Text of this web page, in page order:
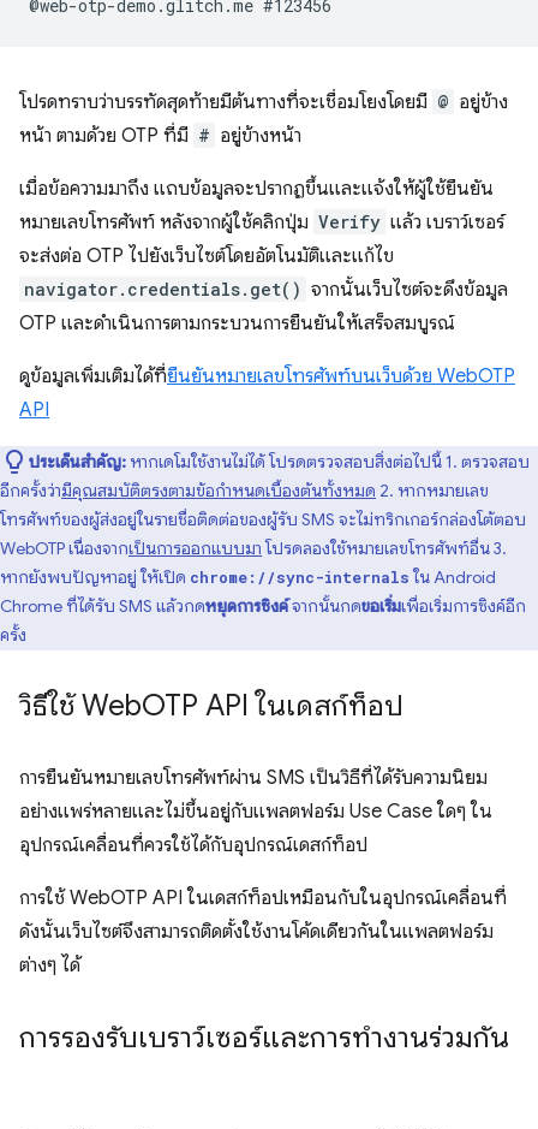
โปรดทราบว่าบรรทัดสุดท้ายมีต้นทางที่จะเชื่อมโยงโดยมี @ อยู่ข้าง
หน้า ตามด้วย OTP ที่มี # อยู่ข้างหน้า
เมื่อข้อความมาถึง แถบข้อมูลจะปรากฏขึ้นและแจ้งให้ผู้ใช้ยืนยัน
หมายเลขโทรศัพท์ หลังจากผู้ใช้คลิกปุ่ม Verify แล้ว เบราว์เซอร์
จะส่งต่อ OTP ไปยังเว็บไซต์โดยอัตโนมัติและแก้ไข
navigator.credentials.get() จากนั้นเว็บไซต์จะดึงข้อมูล
OTP และดำเนินการตามกระบวนการยืนยันให้เสร็จสมบูรณ์
ดูข้อมูลเพิ่มเติมได้ที่ยืนยันหมายเลขโทรศัพท์บนเว็บด้วย WebOTP
API
ประเด็นสำคัญ: หากเดโมใช้งานไม่ได้ โปรดตรวจสอบสิ่งต่อไปนี้ 1. ตรวจสอบ
อีกครั้งว่ามีคุณสมบัติตรงตามข้อกําหนดเบื้องต้นทั้งหมด 2. หากหมายเลข
โทรศัพท์ของผู้ส่งอยู่ในรายชื่อติดต่อของผู้รับ SMS จะไม่ทริกเกอร์กล่องโต้ตอบ
WebOTP เนื่องจากเป็นการออกแบบมาโปรดลองใช้หมายเลขโทรศัพท์อื่น 3.
หากยังพบปัญหาอยู่ ให้เปิด chrome://sync-internals ใน Android
Chrome ที่ได้รับ SMS แล้วกดหยุดการซิงค์จากนั้นกดขอเริ่มเพื่อเริ่มการซิงค์อีก
ครั้ง
วิธีใช้ WebOTP API ในเดสก์ท็อป
การยืนยันหมายเลขโทรศัพท์ผ่าน SMS เป็นวิธีที่ได้รับความนิยม
อย่างแพร่หลายและไม่ขึ้นอยู่กับแพลตฟอร์ม Use Case ใดๆ ใน
อุปกรณ์เคลื่อนที่ควรใช้ได้กับอุปกรณ์เดสก์ท็อป
การใช้ WebOTP API ในเดสก์ท็อปเหมือนกับในอุปกรณ์เคลื่อนที่
ดังนั้นเว็บไซต์จึงสามารถติดตั้งใช้งานโค้ดเดียวกันในแพลตฟอร์ม
ต่างๆ ได้
การรองรับเบราว์เซอร์และการทํางานร่วมกัน